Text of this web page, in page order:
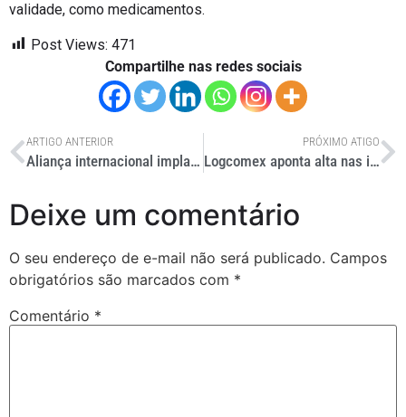
validade, como medicamentos.
Post Views: 471
Compartilhe nas redes sociais
ARTIGO ANTERIOR
Aliança internacional implanta eletropostos de carga no Rio
PRÓXIMO ATIGO
Logcomex aponta alta nas importações na Black Friday 2025
Deixe um comentário
O seu endereço de e-mail não será publicado. Campos
obrigatórios são marcados com *
Comentário *